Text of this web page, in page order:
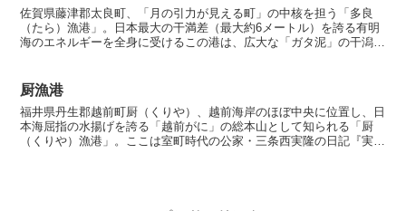
佐賀県藤津郡太良町、「月の引力が見える町」の中核を担う「多良
（たら）漁港」。日本最大の干満差（最大約6メートル）を誇る有明
海のエネルギーを全身に受けるこの港は、広大な「ガタ泥」の干潟と
厨漁港
福井県丹生郡越前町厨（くりや）、越前海岸のほぼ中央に位置し、日
本海屈指の水揚げを誇る「越前がに」の総本山として知られる「厨
（くりや）漁港」。ここは室町時代の公家・三条西実隆の日記『実隆